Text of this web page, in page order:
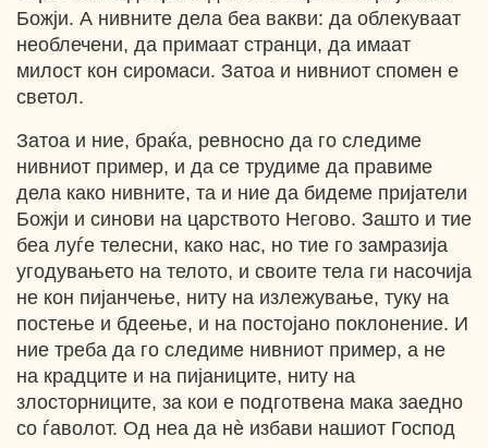
Божји. А нивните дела беа вакви: да облекуваат
необлечени, да примаат странци, да имаат
милост кон сиромаси. Затоа и нивниот спомен е
светол.
Затоа и ние, браќа, ревносно да го следиме
нивниот пример, и да се трудиме да правиме
дела како нивните, та и ние да бидеме пријатели
Божји и синови на царството Негово. Зашто и тие
беа луѓе телесни, како нас, но тие го замразија
угодувањето на телото, и своите тела ги насочија
не кон пијанчење, ниту на излежување, туку на
постење и бдеење, и на постојано поклонение. И
ние треба да го следиме нивниот пример, а не
на крадците и на пијаниците, ниту на
злосторниците, за кои е подготвена мака заедно
со ѓаволот. Од неа да нѐ избави нашиот Господ